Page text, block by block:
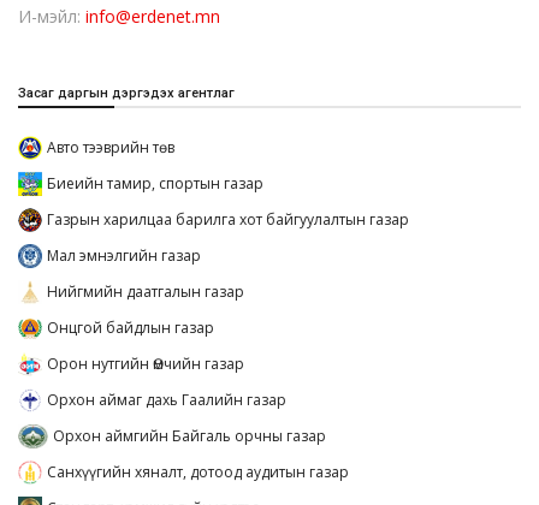
И-мэйл: info@erdenet.mn
Засаг даргын дэргэдэх агентлаг
Авто тээврийн төв
Биеийн тамир, спортын газар
Газрын харилцаа барилга хот байгуулалтын газар
Мал эмнэлгийн газар
Нийгмийн даатгалын газар
Онцгой байдлын газар
Орон нутгийн Өмчийн газар
Орхон аймаг дахь Гаалийн газар
Орхон аймгийн Байгаль орчны газар
Санхүүгийн хяналт, дотоод аудитын газар